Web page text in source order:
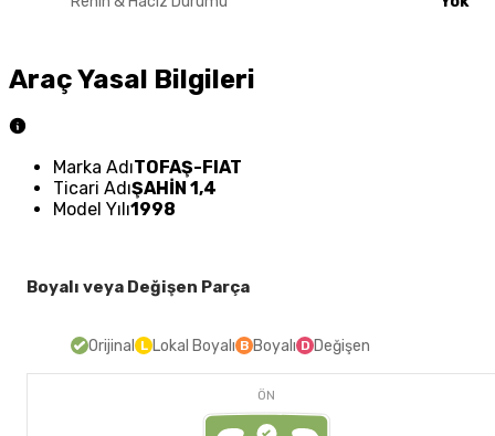
Araç Yasal Bilgileri
Marka AdıTOFAŞ-FIAT
Ticari AdıŞAHİN 1,4
Model Yılı1998
Boyalı veya Değişen Parça
Orijinal L Lokal Boyalı B Boyalı D Değişen
ÖN